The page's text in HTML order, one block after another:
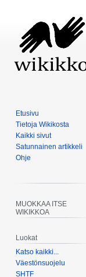
Etusivu
Tietoja Wikikosta
Kaikki sivut
Satunnainen artikkeli
Ohje
MUOKKAA ITSE
WIKIKKOA
Luokat
Katso kaikki...
Väestönsuojelu
SHTF